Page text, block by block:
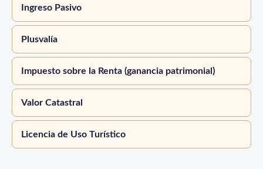
Ingreso Pasivo
Plusvalía
Impuesto sobre la Renta (ganancia patrimonial)
Valor Catastral
Licencia de Uso Turístico